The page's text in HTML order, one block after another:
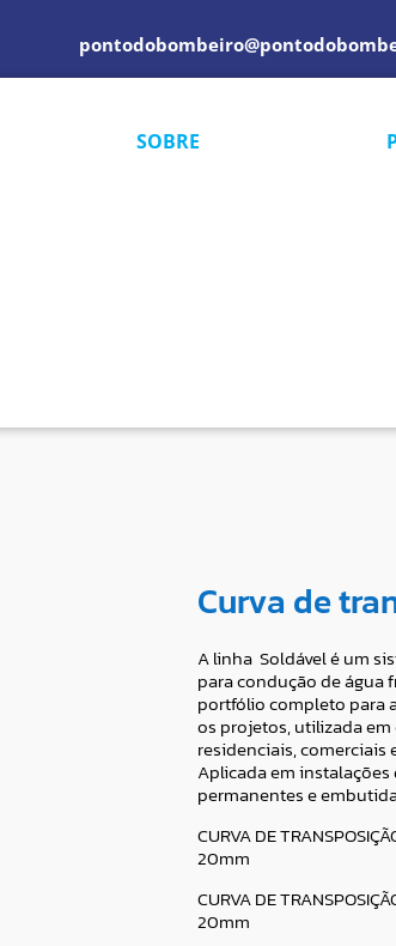
SOBRE
Curva de
A linha Soldável é um
para condução de água
portfólio completo para
os projetos, utilizada em
residenciais, comerciais
Aplicada em instalações
permanentes e
CURVA DE
20mm
CURVA DE
20mm